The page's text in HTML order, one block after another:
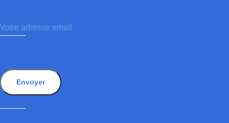
Envoyer